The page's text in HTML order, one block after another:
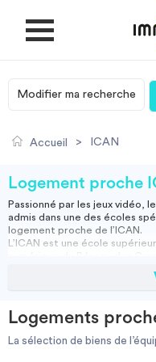
Je cherche un logement
Villes
Modifier ma recherche
Accueil > ICAN
Logement proche
Passionné par les jeux vidéo,
admis dans une des écoles
logement proche de l’ICAN.
L’ICAN est une école
formations en design 3d et
Implanté en plein cœur de
de Paris à proximité des
géographique idéale. Pour
Logements
La sélection de biens de